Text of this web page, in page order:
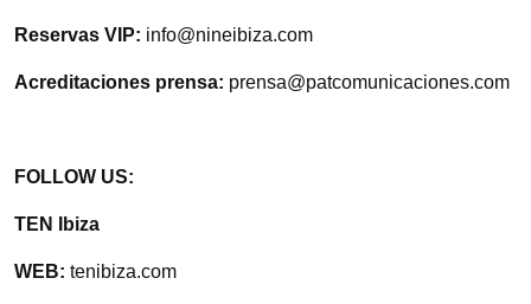
Reservas VIP: info@nineibiza.com
Acreditaciones prensa: prensa@patcomunicaciones.com
FOLLOW US:
TEN Ibiza
WEB: tenibiza.com